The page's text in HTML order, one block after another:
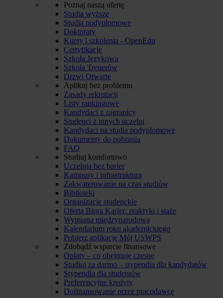
Poznaj naszą ofertę
Studia wyższe
Studia podyplomowe
Doktoraty
Kursy i szkolenia - OpenEdu
Certyfikacje
Szkoła Językowa
Szkoła Trenerów
Drzwi Otwarte
Aplikuj bez problemu
Zasady rekrutacji
Listy rankingowe
Kandydaci z zagranicy
Studenci z innych uczelni
Kandydaci na studia podyplomowe
Dokumenty do pobrania
FAQ
Studiuj komfortowo
Uczelnia bez barier
Kampusy i infrastruktura
Zakwaterowanie na czas studiów
Biblioteki
Organizacje studenckie
Oferta Biura Karier: praktyki i staże
Wymiana międzynarodowa
Kalendarium roku akademickiego
Pobierz aplikację Mój USWPS
Zdobądź wsparcie finansowe
Opłaty – co obejmuje czesne
Studiuj za darmo – stypendia dla kandydatów
Stypendia dla studentów
Preferencyjne kredyty
Dofinansowanie przez pracodawcę